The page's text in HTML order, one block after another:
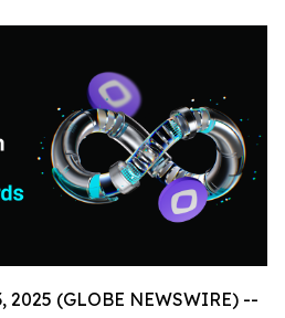
2025 (GLOBE NEWSWIRE) --